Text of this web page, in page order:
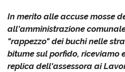
In merito alle accuse mosse
all'amministrazione
"rappezzo" dei buchi nelle
bitume sul porfido, riceviamo
replica dell'assessora ai